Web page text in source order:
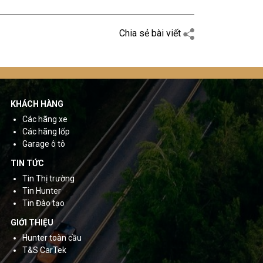
Chia sẻ bài viết
KHÁCH HÀNG
Các hãng xe
Các hãng lốp
Garage ô tô
TIN TỨC
Tin Thị trường
Tin Hunter
Tin Đào tạo
GIỚI THIỆU
Hunter toàn cầu
T&S CarTek